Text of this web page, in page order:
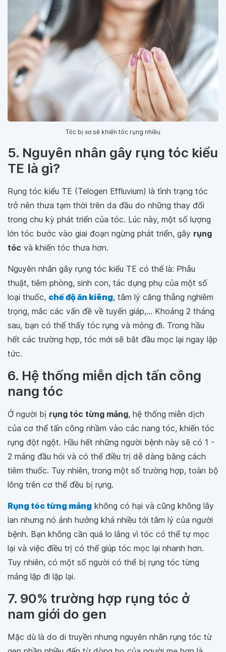
Tóc bị xơ sẽ khiến tóc rụng nhiều
5. Nguyên nhân gây rụng tóc kiểu
TE là gì?
Rụng tóc kiểu TE (Telogen Effluvium) là tình trạng tóc
trở nên thưa tạm thời trên da đầu do những thay đổi
trong chu kỳ phát triển của tóc. Lúc này, một số lượng
lớn tóc bước vào giai đoạn ngừng phát triển, gây rụng
tóc và khiến tóc thưa hơn.
Nguyên nhân gây rụng tóc kiểu TE có thể là: Phẫu
thuật, tiêm phòng, sinh con, tác dụng phụ của một số
loại thuốc, chế độ ăn kiêng, tâm lý căng thẳng nghiêm
trọng, mắc các vấn đề về tuyến giáp,... Khoảng 2 tháng
sau, bạn có thể thấy tóc rụng và mỏng đi. Trong hầu
hết các trường hợp, tóc mới sẽ bắt đầu mọc lại ngay lập
tức.
6. Hệ thống miễn dịch tấn công
nang tóc
Ở người bị rụng tóc từng mảng, hệ thống miễn dịch
của cơ thể tấn công nhầm vào các nang tóc, khiến tóc
rụng đột ngột. Hầu hết những người bệnh này sẽ có 1 -
2 mảng đầu hói và có thể điều trị dễ dàng bằng cách
tiêm thuốc. Tuy nhiên, trong một số trường hợp, toàn bộ
lông trên cơ thể đều bị rụng.
Rụng tóc từng mảng không có hại và cũng không lây
lan nhưng nó ảnh hưởng khá nhiều tới tâm lý của người
bệnh. Bạn không cần quá lo lắng vì tóc có thể tự mọc
lại và việc điều trị có thể giúp tóc mọc lại nhanh hơn.
Tuy nhiên, có một số người có thể bị rụng tóc từng
mảng lặp đi lặp lại.
7. 90% trường hợp rụng tóc ở
nam giới do gen
Mặc dù là do di truyền nhưng nguyên nhân rụng tóc từ